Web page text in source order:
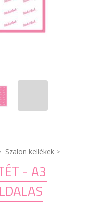
Szalon kellékek
- A3